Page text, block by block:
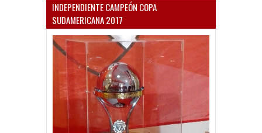
INDEPENDIENTE CAMPEÓN COPA
SUDAMERICANA 2017